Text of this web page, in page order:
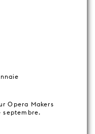
Opera Makers
septembre.